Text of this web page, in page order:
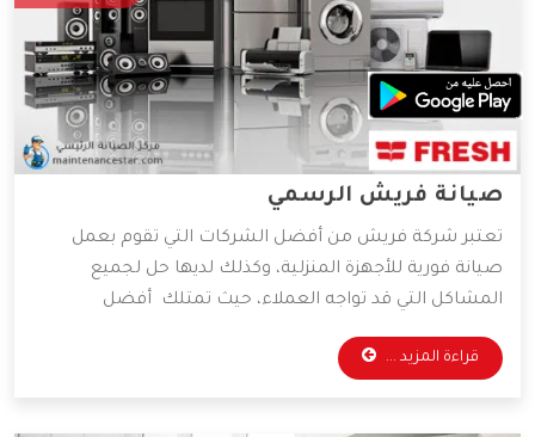
صيانة فريش الرسمي
تعتبر شركة فريش من أفضل الشركات التي تقوم بعمل
صيانة فورية للأجهزة المنزلية، وكذلك لديها حل لجميع
المشاكل التي قد تواجه العملاء، حيث تمتلك أفضل
المهندسين والخبراء المتخصصين في صيانة جميع الأجهزة
الكهربائية، واعتماداً على آراء الكثير من العملاء فهي الأفضل
قراءة المزيد ...